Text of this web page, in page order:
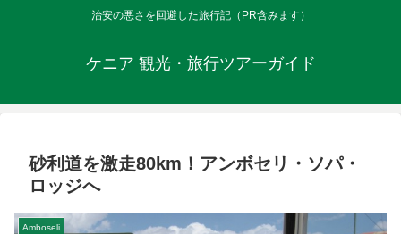
治安の悪さを回避した旅行記（PR含みます）
ケニア 観光・旅行ツアーガイド
砂利道を激走80km！アンボセリ・ソパ・
ロッジへ
Amboseli